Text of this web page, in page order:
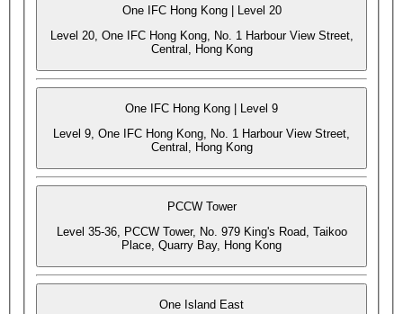
One IFC Hong Kong | Level 20
Level 20, One IFC Hong Kong, No. 1 Harbour View Street,
Central, Hong Kong
One IFC Hong Kong | Level 9
Level 9, One IFC Hong Kong, No. 1 Harbour View Street,
Central, Hong Kong
PCCW Tower
Level 35-36, PCCW Tower, No. 979 King's Road, Taikoo
Place, Quarry Bay, Hong Kong
One Island East